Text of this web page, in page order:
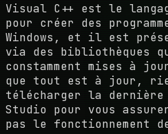
Visual C++ est le
pour créer des
Windows, et il est
via des bibliothèques
constamment mises à
que tout est à jour,
télécharger la
Studio pour vous
pas le fonctionnement